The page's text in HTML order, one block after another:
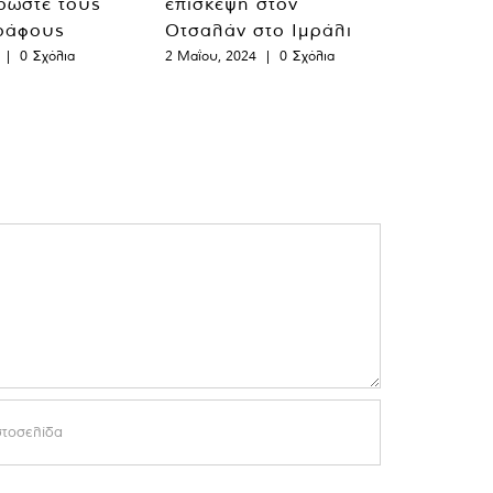
| 0 Σχόλια
Οτσαλάν στο Ιμράλι
2 Μαΐου, 2024 | 0 Σχόλια